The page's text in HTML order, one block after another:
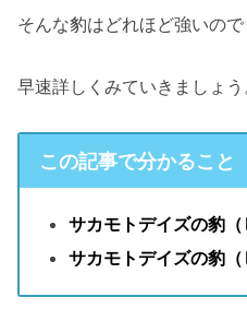
そんな豹はどれほど強いので
早速詳しくみていきましょう
この記事で分かること
サカモトデイズの豹
サカモトデイズの豹